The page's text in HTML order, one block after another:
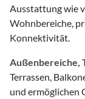
Ausstattung wie
Wohnbereiche,
Konnektivität.
Außenbereiche,
Terrassen,
und ermöglichen